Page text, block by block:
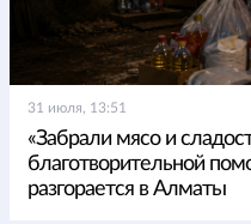
31 июля, 13:51
«Забрали мясо и
благотворительной
разгорается в Алматы